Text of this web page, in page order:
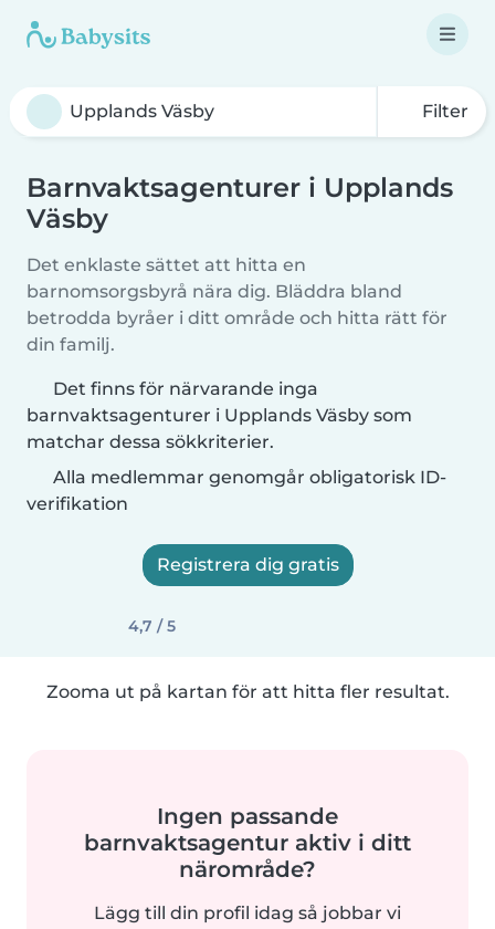
Filter
Barnvaktsagenturer i Upplands
Väsby
Det enklaste sättet att hitta en
barnomsorgsbyrå nära dig. Bläddra bland
betrodda byråer i ditt område och hitta rätt för
din familj.
Det finns för närvarande inga
barnvaktsagenturer i Upplands Väsby som
matchar dessa sökkriterier.
Alla medlemmar genomgår obligatorisk ID-
verifikation
Registrera dig gratis
4,7 / 5
Zooma ut på kartan för att hitta fler resultat.
Ingen passande
barnvaktsagentur aktiv i ditt
närområde?
Lägg till din profil idag så jobbar vi